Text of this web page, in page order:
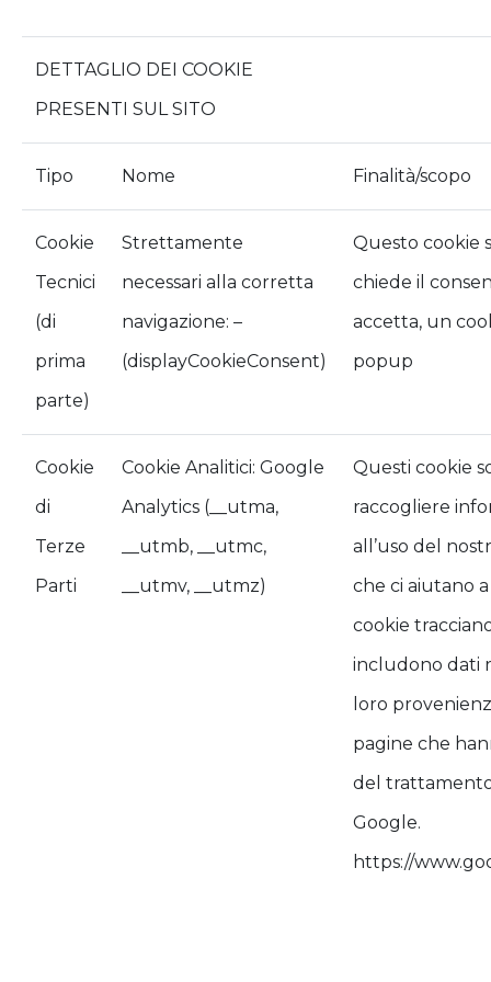
DETTAGLIO DEI COOKIE
PRESENTI SUL SITO
Tipo Nome Finalità/scopo
Cookie
Tecnici
(di
prima
parte)
Strettamente
necessari alla corretta
navigazione: –
(displayCookieConsent)
Questo cookie
chiede il
accetta, un
popup
Cookie
di
Terze
Parti
Cookie Analitici: Google
Analytics (__utma,
__utmb, __utmc,
__utmv, __utmz)
Questi cookie
raccogliere
all’uso del
che ci aiutano
cookie
includono dati
loro
pagine che
del trattamento
Google.
https://